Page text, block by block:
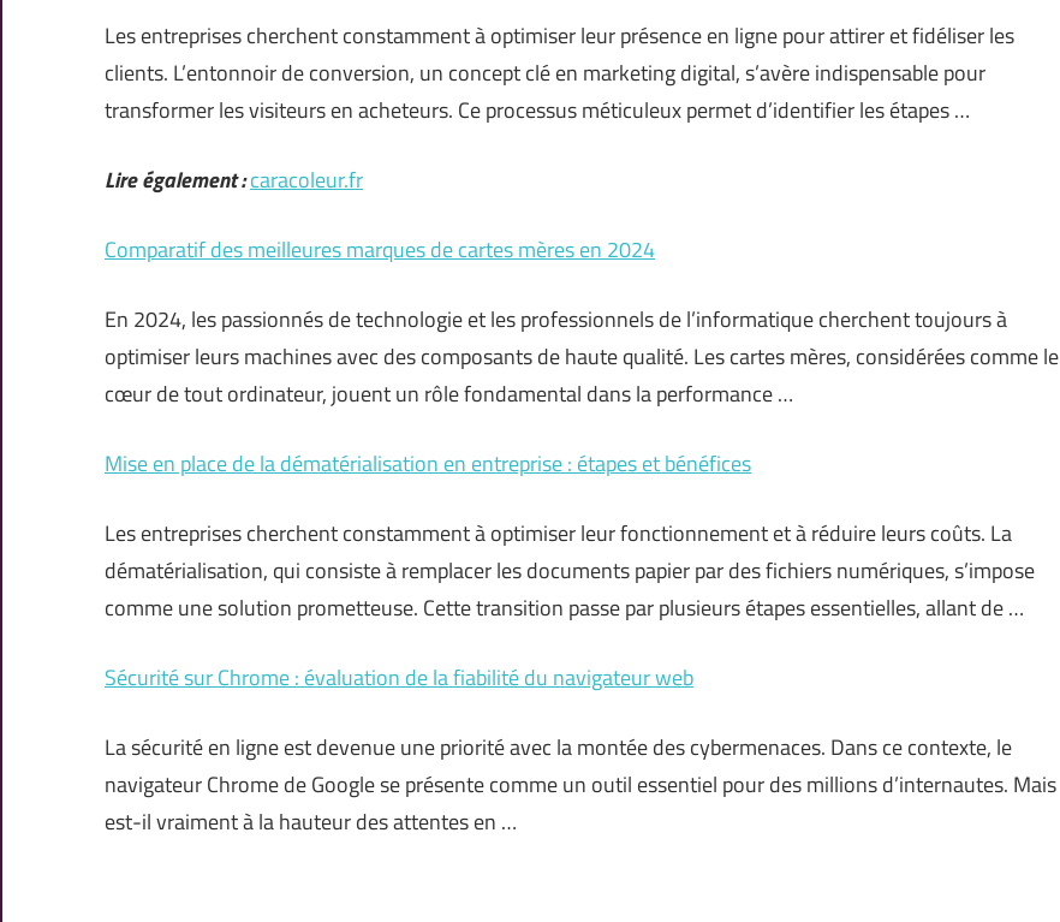
Les entreprises cherchent constamment à optimiser leur présence en ligne pour attirer et fidéliser les
clients. L’entonnoir de conversion, un concept clé en marketing digital, s’avère indispensable pour
transformer les visiteurs en acheteurs. Ce processus méticuleux permet d’identifier les étapes …
Lire également :caracoleur.fr
Comparatif des meilleures marques de cartes mères en 2024
En 2024, les passionnés de technologie et les professionnels de l’informatique cherchent toujours à
optimiser leurs machines avec des composants de haute qualité. Les cartes mères, considérées comme le
cœur de tout ordinateur, jouent un rôle fondamental dans la performance …
Mise en place de la dématérialisation en entreprise : étapes et bénéfices
Les entreprises cherchent constamment à optimiser leur fonctionnement et à réduire leurs coûts. La
dématérialisation, qui consiste à remplacer les documents papier par des fichiers numériques, s’impose
comme une solution prometteuse. Cette transition passe par plusieurs étapes essentielles, allant de …
Sécurité sur Chrome : évaluation de la fiabilité du navigateur web
La sécurité en ligne est devenue une priorité avec la montée des cybermenaces. Dans ce contexte, le
navigateur Chrome de Google se présente comme un outil essentiel pour des millions d’internautes. Mais
est-il vraiment à la hauteur des attentes en …